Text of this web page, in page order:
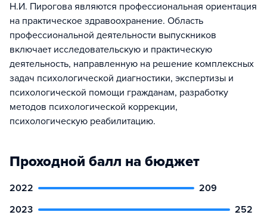
Н.И. Пирогова являются профессиональная ориентация
на практическое здравоохранение. Область
профессиональной деятельности выпускников
включает исследовательскую и практическую
деятельность, направленную на решение комплексных
задач психологической диагностики, экспертизы и
психологической помощи гражданам, разработку
методов психологической коррекции,
психологическую реабилитацию.
Проходной балл на бюджет
2022
209
2023
252